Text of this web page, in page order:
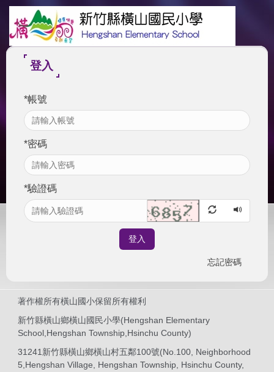
跳
主
要
登入
*帳號
*密碼
*驗證碼
登入
忘記密碼
著作權所有橫山國小保留所有權利
新竹縣橫山鄉橫山國民小學(Hengshan Elementary
School,Hengshan Township,Hsinchu County)
31241新竹縣橫山鄉橫山村五鄰100號(No.100, Neighborhood
5,Hengshan Village, Hengshan Township, Hsinchu County,